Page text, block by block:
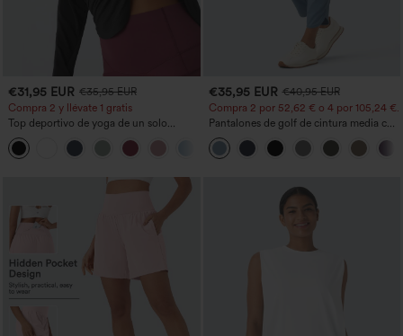
€31,95 EUR €35,95 EUR
Compra 2 y llévate 1 gratis
Top deportivo de yoga de un solo
hombro, manga larga con agujero para
el pulgar, dobladillo curvo estilo high-
low (frente más corto, espalda más
+3
€35,95 EUR €40,95 EUR
Compra 2 por 52,62 € o 4 por 105,24 €.
Pantalones de golf de cintura media con
cordón, dobladillo curvo, secado rápido,
de corte cónico y con bolsillos - UPF40+